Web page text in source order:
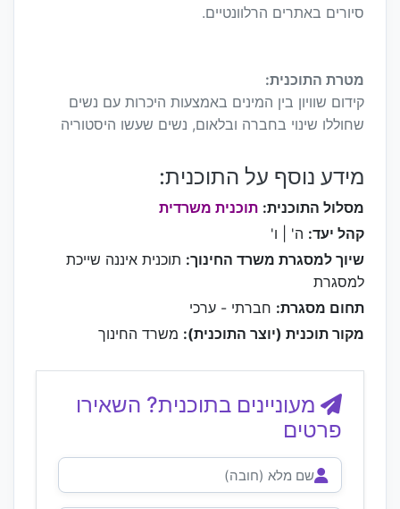
סיורים באתרים הרלוונטיים.
מטרת התוכנית:
קידום שוויון בין המינים באמצעות היכרות עם נשים
שחוללו שינוי בחברה ובלאום, נשים שעשו היסטוריה
מידע נוסף על התוכנית:
מסלול התוכנית: תוכנית משרדית
קהל יעד: ה' | ו'
שיוך למסגרת משרד החינוך: תוכנית איננה שייכת
למסגרת
תחום מסגרת: חברתי - ערכי
מקור תוכנית (יוצר התוכנית): משרד החינוך
מעוניינים בתוכנית? השאירו
פרטים